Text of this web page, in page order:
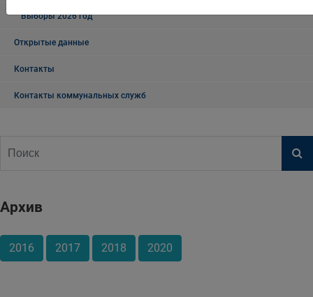
Выборы 2026 год
Открытые данные
Контакты
Контакты коммунальных служб
Архив
2016 2017 2018 2020